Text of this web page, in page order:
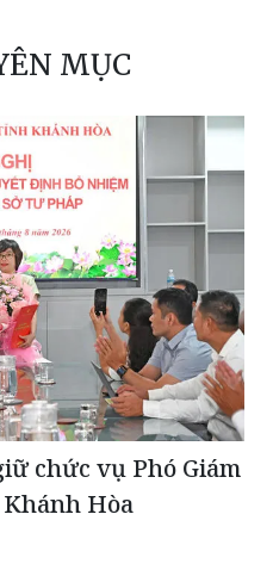
MỤC
chức vụ Phó Giám
Hòa